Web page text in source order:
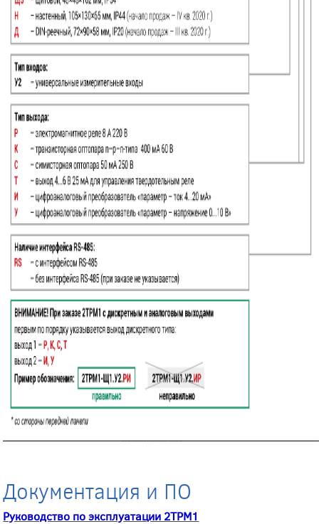
Документация и ПО
Руководство по эксплуатации 2ТРМ1